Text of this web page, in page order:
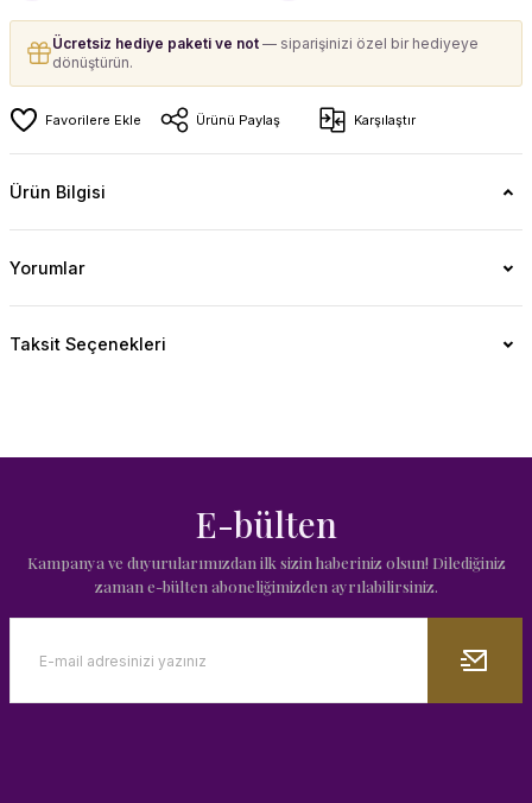
Ücretsiz hediye paketi ve not — siparişinizi özel bir hediyeye
dönüştürün.
Ürünü Paylaş Karşılaştır
Ürün Bilgisi
Yorumlar
Taksit Seçenekleri
E-bülten
Kampanya ve duyurularımızdan ilk sizin haberiniz olsun! Dilediğiniz
zaman e-bülten aboneliğimizden ayrılabilirsiniz.